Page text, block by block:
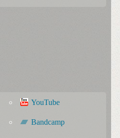
YouTube
Bandcamp